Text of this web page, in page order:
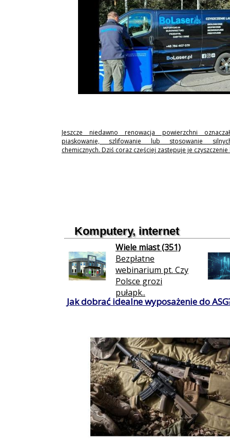
Jeszcze niedawno renowacja powierzchni
piaskowanie, szlifowanie lub stosowanie
chemicznych. Dziś coraz częściej zastępuje je
Komputery, internet
Wiele miast (351)
Bezpłatne
webinarium pt. Czy
Polsce grozi
pułapk..
Jak dobrać idealne wyposażenie do